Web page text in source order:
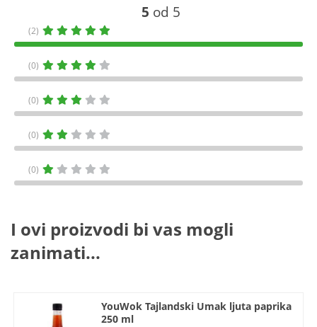
5 od 5
(2)
(0)
(0)
(0)
(0)
I ovi proizvodi bi vas mogli
zanimati...
YouWok Tajlandski Umak ljuta paprika
250 ml